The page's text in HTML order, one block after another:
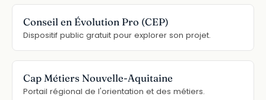
Conseil en Évolution Pro (CEP)
Dispositif public gratuit pour explorer son projet.
Cap Métiers Nouvelle-Aquitaine
Portail régional de l'orientation et des métiers.